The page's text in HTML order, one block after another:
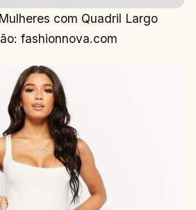
com Quadril Largo
fashionnova.com